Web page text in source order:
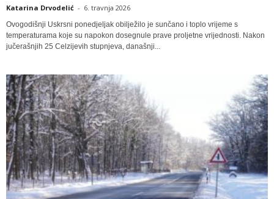
Katarina Drvodelić - 6. travnja 2026
Ovogodišnji Uskrsni ponedjeljak obilježilo je sunčano i toplo vrijeme s
temperaturama koje su napokon dosegnule prave proljetne vrijednosti. Nakon
jučerašnjih 25 Celzijevih stupnjeva, današnji...